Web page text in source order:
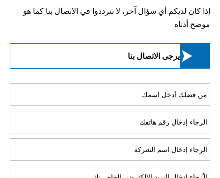
إذا كان لديكم أي سؤال آخر، لا تترددوا في الاتصال بنا كما هو
موضح أدناه
يرجى الاتصال بنا